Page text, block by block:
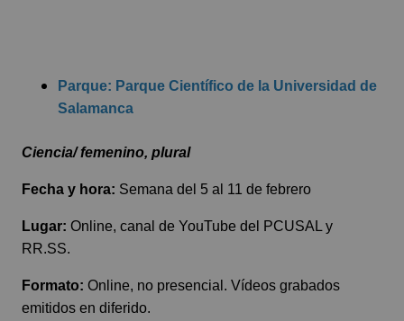
Parque: Parque Científico de la Universidad de
Salamanca
Ciencia/ femenino, plural
Fecha y hora: Semana del 5 al 11 de febrero
Lugar: Online, canal de YouTube del PCUSAL y
RR.SS.
Formato: Online, no presencial. Vídeos grabados
emitidos en diferido.